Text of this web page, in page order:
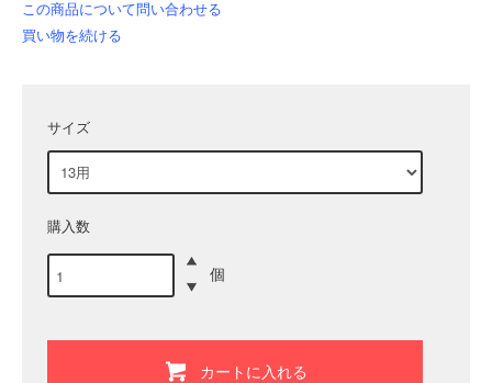
この商品について問い合わせる
買い物を続ける
サイズ
購入数
個
カートに入れる